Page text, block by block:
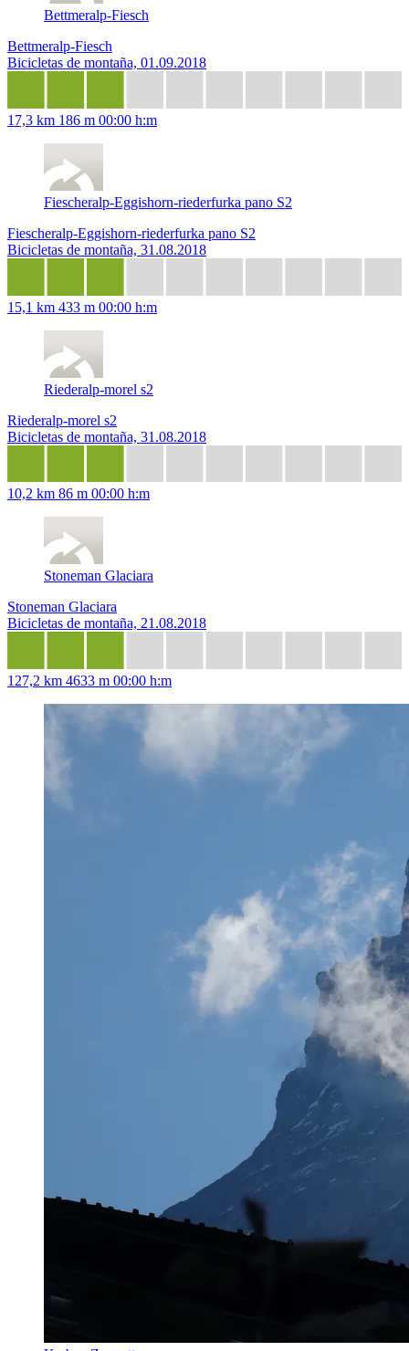
Bettmeralp-Fiesch
Bettmeralp-Fiesch
Bicicletas de montaña, 01.09.2018
17,3 km 186 m 00:00 h:m
Fiescheralp-Eggishorn-riederfurka pano S2
Fiescheralp-Eggishorn-riederfurka pano S2
Bicicletas de montaña, 31.08.2018
15,1 km 433 m 00:00 h:m
Riederalp-morel s2
Riederalp-morel s2
Bicicletas de montaña, 31.08.2018
10,2 km 86 m 00:00 h:m
Stoneman Glaciara
Stoneman Glaciara
Bicicletas de montaña, 21.08.2018
127,2 km 4633 m 00:00 h:m